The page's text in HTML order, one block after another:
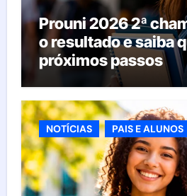
Prouni 2026 2ª
o resultado e saiba
próximos passos
NOTÍCIAS PAIS E ALUNOS